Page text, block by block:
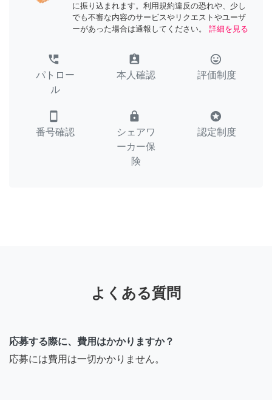
に振り込まれます。利用規約違反の恐れや、少し
でも不審な内容のサービスやリクエストやユーザ
ーがあった場合は通報してください。
詳細を見る
perm_phone_msg
パトロー
ル
assignment_ind
本人確認
tag_faces
評価制度
smartphone
番号確認
lock
シェアワ
ーカー保
険
stars
認定制度
よくある質問
応募する際に、費用はかかりますか？
応募には費用は一切かかりません。